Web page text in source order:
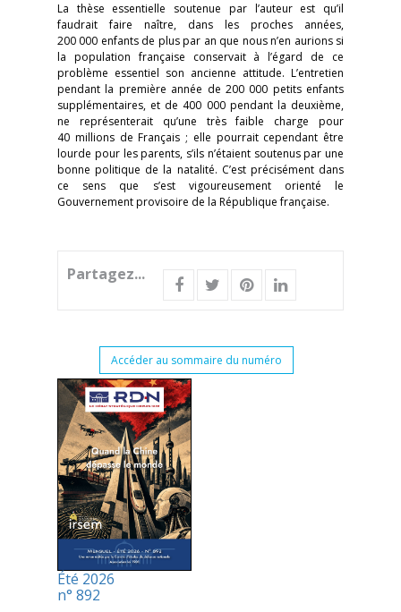
La thèse essentielle soutenue par l’auteur est qu’il
faudrait faire naître, dans les proches années,
200 000 enfants de plus par an que nous n’en aurions si
la population française conservait à l’égard de ce
problème essentiel son ancienne attitude. L’entretien
pendant la première année de 200 000 petits enfants
supplémentaires, et de 400 000 pendant la deuxième,
ne représenterait qu’une très faible charge pour
40 millions de Français ; elle pourrait cependant être
lourde pour les parents, s’ils n’étaient soutenus par une
bonne politique de la natalité. C’est précisément dans
ce sens que s’est vigoureusement orienté le
Gouvernement provisoire de la République française.
Partagez...
Accéder au sommaire du numéro
Été 2026
n° 892